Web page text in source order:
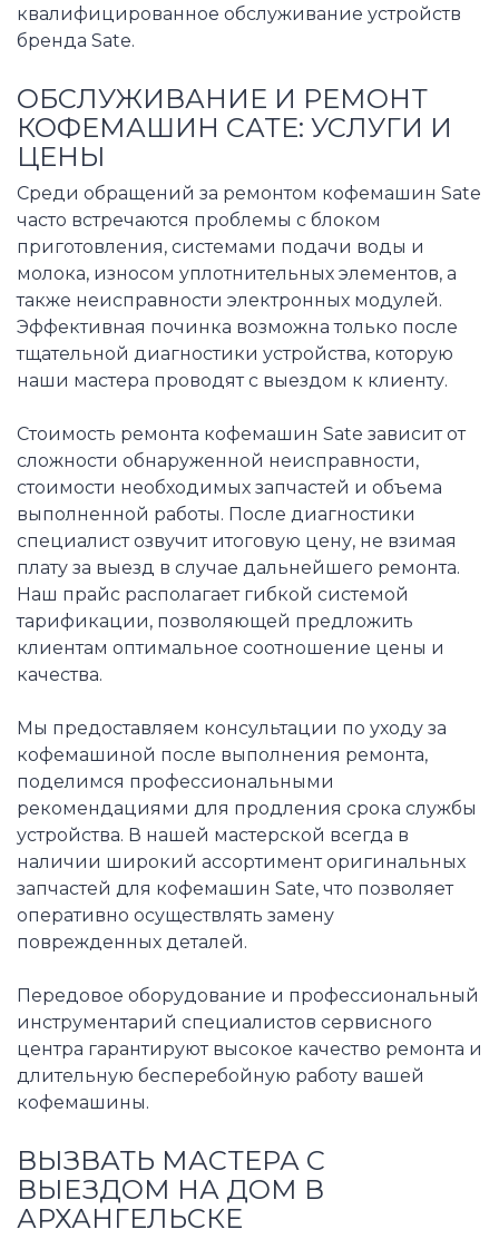
квалифицированное обслуживание устройств
бренда Sate.
ОБСЛУЖИВАНИЕ И РЕМОНТ
КОФЕМАШИН САТЕ: УСЛУГИ И
ЦЕНЫ
Среди обращений за ремонтом кофемашин Sate
часто встречаются проблемы с блоком
приготовления, системами подачи воды и
молока, износом уплотнительных элементов, а
также неисправности электронных модулей.
Эффективная починка возможна только после
тщательной диагностики устройства, которую
наши мастера проводят с выездом к клиенту.
Стоимость ремонта кофемашин Sate зависит от
сложности обнаруженной неисправности,
стоимости необходимых запчастей и объема
выполненной работы. После диагностики
специалист озвучит итоговую цену, не взимая
плату за выезд в случае дальнейшего ремонта.
Наш прайс располагает гибкой системой
тарификации, позволяющей предложить
клиентам оптимальное соотношение цены и
качества.
Мы предоставляем консультации по уходу за
кофемашиной после выполнения ремонта,
поделимся профессиональными
рекомендациями для продления срока службы
устройства. В нашей мастерской всегда в
наличии широкий ассортимент оригинальных
запчастей для кофемашин Sate, что позволяет
оперативно осуществлять замену
поврежденных деталей.
Передовое оборудование и профессиональный
инструментарий специалистов сервисного
центра гарантируют высокое качество ремонта и
длительную бесперебойную работу вашей
кофемашины.
ВЫЗВАТЬ МАСТЕРА С
ВЫЕЗДОМ НА ДОМ В
АРХАНГЕЛЬСКЕ